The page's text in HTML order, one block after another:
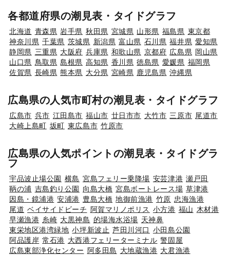
各都道府県の潮見表・タイドグラフ
北海道 青森県 岩手県 秋田県 宮城県 山形県 福島県 東京都
神奈川県 千葉県 茨城県 新潟県 富山県 石川県 福井県 愛知県
静岡県 三重県 大阪府 兵庫県 和歌山県 京都府 広島県 岡山県
山口県 鳥取県 島根県 高知県 香川県 徳島県 愛媛県 福岡県
佐賀県 長崎県 熊本県 大分県 宮崎県 鹿児島県 沖縄県
広島県の人気市町村の潮見表・タイドグラフ
広島市 呉市 江田島市 福山市 廿日市市 大竹市 三原市 尾道市
大崎上島町 坂町 東広島市 竹原市
広島県の人気ポイントの潮見表・タイドグラ
フ
宇品波止場公園 横島 宮島フェリー乗降場 安芸津港 瀬戸田
鞆の浦 吉島釣り公園 向島大橋 宮島ボートレース場 草津港
因島・鏡浦港 安浦港 豊島大橋 地御前漁港 竹原 忠海漁港
尾道 ベイサイドビーチ 阿賀マリノポリス 小方港 福山 木材港
早瀬漁港 糸崎 大黒神島 的場海水浴場 天神鼻
東栄地区港湾緑地 小坪新波止 芦田川河口 小田島公園
阿品護岸 常石港 大西港フェリーターミナル 警固屋
広島東部浄化センター 阿多田島 大地蔵漁港 大君漁港